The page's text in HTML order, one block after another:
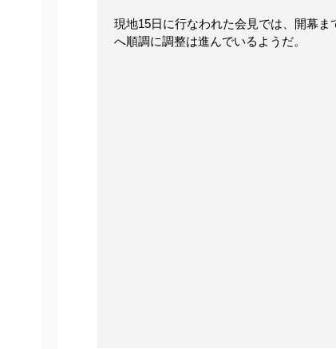
現地15日に行なわれた会見では、開幕
へ順調に調整は進んでいるようだ。